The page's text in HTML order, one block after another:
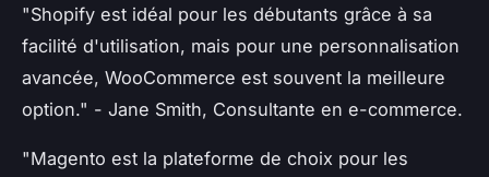
"Shopify est idéal pour les débutants grâce à sa
facilité d'utilisation, mais pour une personnalisation
avancée, WooCommerce est souvent la meilleure
option." - Jane Smith, Consultante en e-commerce.
"Magento est la plateforme de choix pour les